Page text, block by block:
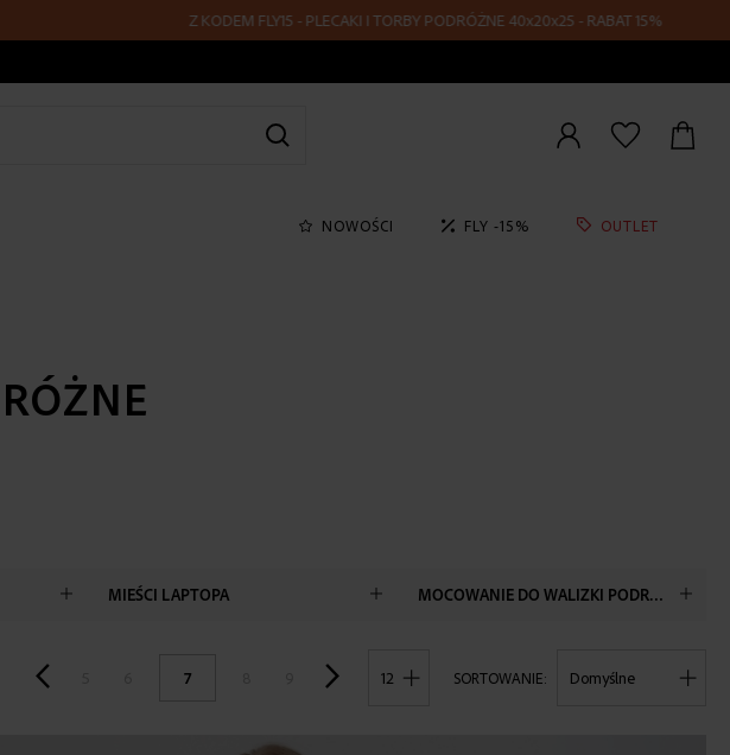
Z KODEM FLY15 - PLECAKI I TORBY PODRÓŻNE 40x20x25 - RABAT 15%
NOWOŚCI FLY -15% OUTLET
MIEŚCI LAPTOPA MOCOWANIE DO WALIZKI PODRÓŻNEJ
7 SORTOWANIE